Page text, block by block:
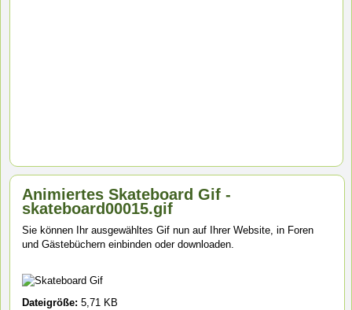
Animiertes Skateboard Gif -
skateboard00015.gif
Sie können Ihr ausgewähltes Gif nun auf Ihrer Website, in Foren
und Gästebüchern einbinden oder downloaden.
Dateigröße: 5,71 KB